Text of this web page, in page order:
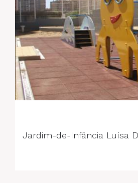
Jardim-de-Infância Luísa